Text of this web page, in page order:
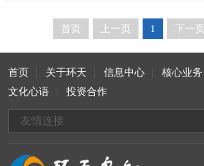
首页 上一页 1 下一页
首页 关于环天 信息中心 核心业务
文化心语
投资合作
友情连接